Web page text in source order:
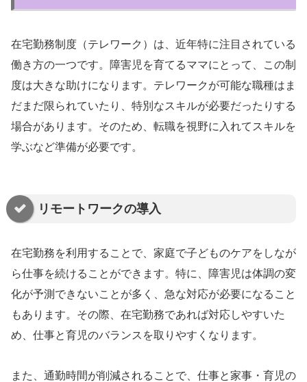
在宅勤務制度（テレワーク）は、近年特に注目されている
働き方の一つです。障害児を育てるママにとって、この制
度は大きな助けになります。テレワークが可能な職種はま
だまだ限られていたり、特別なスキルが必要だったりする
場合があります。そのため、転職を視野に入れてスキルを
学ぶなど準備が必要です。
リモートワークの導入
在宅勤務を利用することで、家庭で子どものケアをしなが
ら仕事を続けることができます。特に、障害児は体調の変
化が予測できないことが多く、急な対応が必要になること
もあります。その際、在宅勤務であれば対応しやすいた
め、仕事と育児のバランスを取りやすくなります。
また、通勤時間が削減されることで、仕事と家事・育児の